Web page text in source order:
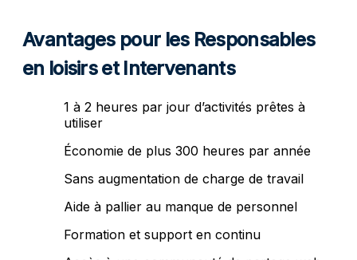
Avantages pour les Responsables
en loisirs et Intervenants
1 à 2 heures par jour d’activités prêtes à
utiliser
Économie de plus 300 heures par année
Sans augmentation de charge de travail
Aide à pallier au manque de personnel
Formation et support en continu